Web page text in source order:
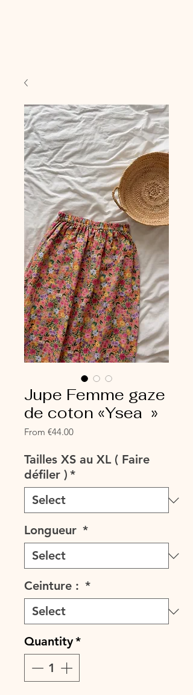
Jupe Femme gaze
de coton «Ysea »
From €44.00Sale
Tailles XS au XL ( Faire
défiler ) *
Longueur *
Ceinture : *
Quantity*